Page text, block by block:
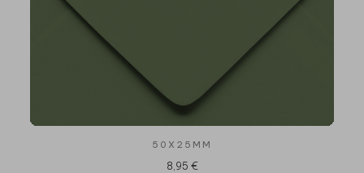
50X25MM
8,95 €